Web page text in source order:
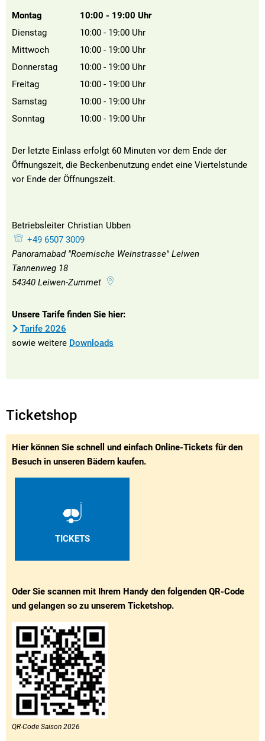
Montag 10:00 - 19:00 Uhr
Von 10:00 bis 19:00 Uhr
Dienstag 10:00 - 19:00 Uhr
Von 10:00 bis 19:00 Uhr
Mittwoch 10:00 - 19:00 Uhr
Von 10:00 bis 19:00 Uhr
Donnerstag 10:00 - 19:00 Uhr
Von 10:00 bis 19:00 Uhr
Freitag 10:00 - 19:00 Uhr
Von 10:00 bis 19:00 Uhr
Samstag 10:00 - 19:00 Uhr
Von 10:00 bis 19:00 Uhr
Sonntag 10:00 - 19:00 Uhr
Der letzte Einlass erfolgt 60 Minuten vor dem Ende der
Öffnungszeit, die Beckenbenutzung endet eine Viertelstunde
vor Ende der Öffnungszeit.
Betriebsleiter Christian Ubben
+49 6507 3009
Panoramabad "Roemische Weinstrasse" Leiwen
Tannenweg 18
54340 Leiwen-Zummet
Unsere Tarife finden Sie hier:
Tarife 2026
sowie weitere Downloads
Ticketshop
Hier können Sie schnell und einfach Online-Tickets für den
Besuch in unseren Bädern kaufen.
TICKETS
Oder Sie scannen mit Ihrem Handy den folgenden QR-Code
und gelangen so zu unserem Ticketshop.
QR-Code Saison 2026